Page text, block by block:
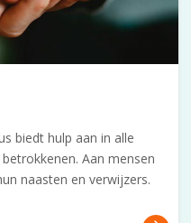
biedt hulp aan in alle
Aan mensen
naasten en verwijzers.